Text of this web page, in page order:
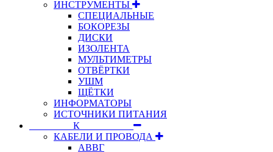
ИНСТРУМЕНТЫ
СПЕЦИАЛЬНЫЕ
БОКОРЕЗЫ
ДИСКИ
ИЗОЛЕНТА
МУЛЬТИМЕТРЫ
ОТВЁРТКИ
УШМ
ЩЁТКИ
ИНФОРМАТОРЫ
ИСТОЧНИКИ ПИТАНИЯ
⠀⠀⠀⠀⠀⠀К⠀⠀⠀⠀⠀⠀⠀
КАБЕЛИ И ПРОВОДА
АВВГ